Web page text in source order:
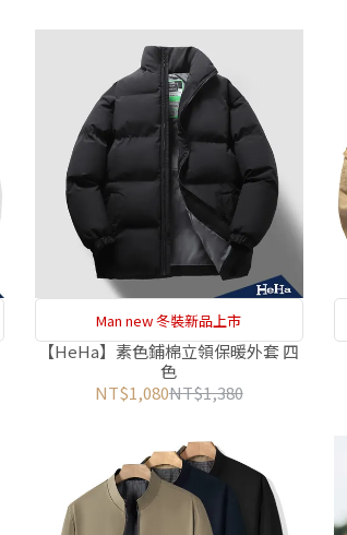
Man new 冬裝新品上市
【HeHa】素色鋪棉立領保暖外套 四
色
NT$1,080NT$1,380